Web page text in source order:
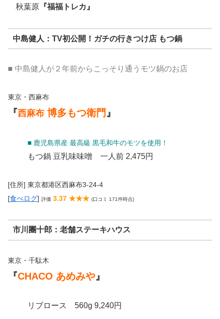
秋葉原 『福福トレカ』
中島健人：TV初公開！ガチの行きつけ店 もつ鍋
■ 中島健人が２年前からこっそり通うモツ鍋のお店
東京・西麻布
『西麻布 博多もつ衛門 』
■ 鹿児島県産 最高級 黒毛和牛のモツを使用！
もつ鍋 豆乳味味噌 一人前 2,475円
[住所] 東京都港区西麻布3-24-4
[食べログ] 評価 3.37 ★★★ (口コミ 171件時点)
市川團十郎：老舗ステーキハウス
東京・千駄木
『CHACO あめみや』
リブロース 560g 9,240円